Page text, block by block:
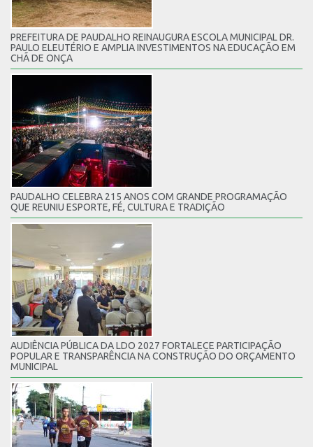
PREFEITURA DE PAUDALHO REINAUGURA ESCOLA MUNICIPAL DR.
PAULO ELEUTÉRIO E AMPLIA INVESTIMENTOS NA EDUCAÇÃO EM
CHÃ DE ONÇA
PAUDALHO CELEBRA 215 ANOS COM GRANDE PROGRAMAÇÃO
QUE REUNIU ESPORTE, FÉ, CULTURA E TRADIÇÃO
AUDIÊNCIA PÚBLICA DA LDO 2027 FORTALECE PARTICIPAÇÃO
POPULAR E TRANSPARÊNCIA NA CONSTRUÇÃO DO ORÇAMENTO
MUNICIPAL